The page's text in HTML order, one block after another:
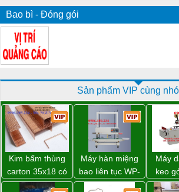
Bao bì - Đóng gói
Sản phẩm VIP cùng
Kim bấm thùng
carton 35x18 có
sẵn giá rẻ toàn
Máy hàn miệng
bao liên tục WP-
1200V chính
Máy
keo